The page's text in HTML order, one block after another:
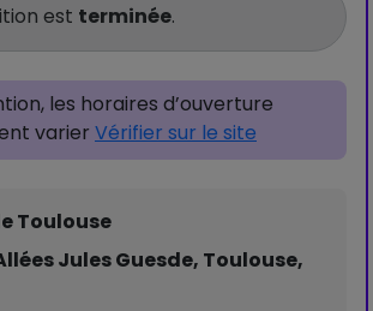
est terminée.
les horaires d’ouverture
varier Vérifier sur le site
Toulouse
Jules Guesde, Toulouse,